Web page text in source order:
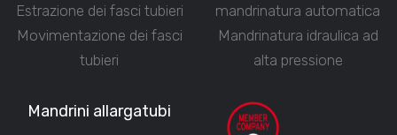
Estrazione dei fasci tubieri
Movimentazione dei fasci
tubieri
mandrinatura automatica
Mandrinatura idraulica ad
alta pressione
Mandrini allargatubi